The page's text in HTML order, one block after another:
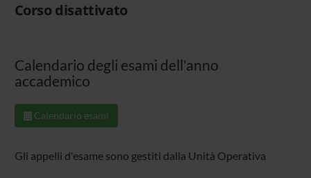
Corso disattivato
Calendario degli esami dell'anno
accademico
Calendario esami
Gli appelli d'esame sono gestiti dalla Unità Operativa